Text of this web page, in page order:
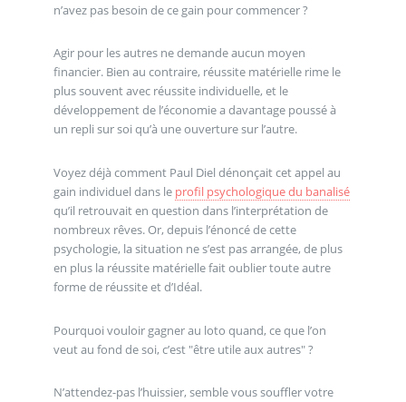
n’avez pas besoin de ce gain pour commencer ?
Agir pour les autres ne demande aucun moyen
financier. Bien au contraire, réussite matérielle rime le
plus souvent avec réussite individuelle, et le
développement de l’économie a davantage poussé à
un repli sur soi qu’à une ouverture sur l’autre.
Voyez déjà comment Paul Diel dénonçait cet appel au
gain individuel dans le profil psychologique du banalisé
qu’il retrouvait en question dans l’interprétation de
nombreux rêves. Or, depuis l’énoncé de cette
psychologie, la situation ne s’est pas arrangée, de plus
en plus la réussite matérielle fait oublier toute autre
forme de réussite et d’Idéal.
Pourquoi vouloir gagner au loto quand, ce que l’on
veut au fond de soi, c’est "être utile aux autres" ?
N’attendez-pas l’huissier, semble vous souffler votre